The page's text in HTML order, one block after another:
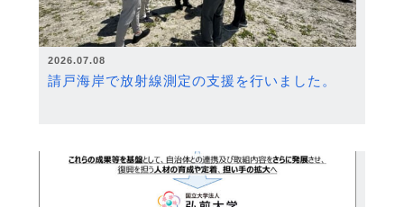
2026.07.08
請戸海岸で放射線測定の支援を行いました。